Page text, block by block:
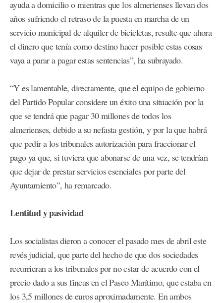
ayuda a domicilio o mientras que los almerienses llevan dos
años sufriendo el retraso de la puesta en marcha de un
servicio municipal de alquiler de bicicletas, resulte que ahora
el dinero que tenía como destino hacer posible estas cosas
vaya a parar a pagar estas sentencias”, ha subrayado.
“Y es lamentable, directamente, que el equipo de gobierno
del Partido Popular considere un éxito una situación por la
que se tendrá que pagar 30 millones de todos los
almerienses, debido a su nefasta gestión, y por la que habrá
que pedir a los tribunales autorización para fraccionar el
pago ya que, si tuviera que abonarse de una vez, se tendrían
que dejar de prestar servicios esenciales por parte del
Ayuntamiento”, ha remarcado.
Lentitud y pasividad
Los socialistas dieron a conocer el pasado mes de abril este
revés judicial, que parte del hecho de que dos sociedades
recurrieran a los tribunales por no estar de acuerdo con el
precio dado a sus fincas en el Paseo Marítimo, que estaba en
los 3,5 millones de euros aproximadamente. En ambos